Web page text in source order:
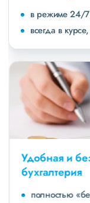
в режиме 24/7
всегда в
Удобная и
бухгалтерия
полностью